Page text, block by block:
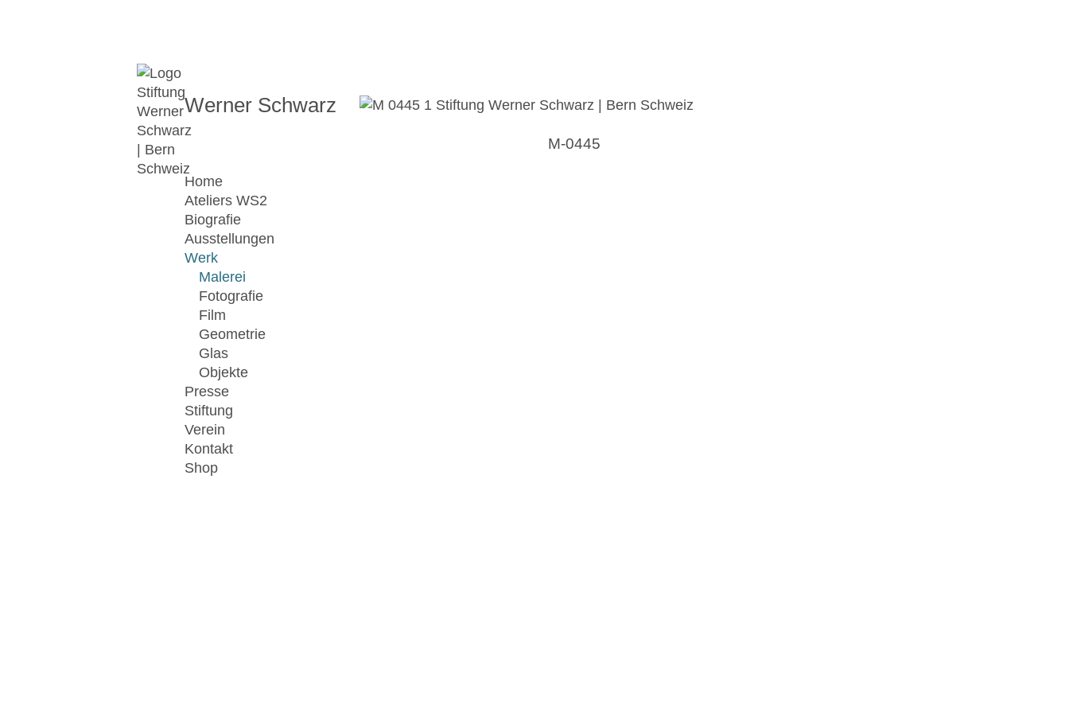
Werner Schwarz
Home
Ateliers WS2
Biografie
Ausstellungen
Werk
Malerei
Fotografie
Film
Geometrie
Glas
Objekte
Presse
Stiftung
Verein
Kontakt
Shop
M-0445